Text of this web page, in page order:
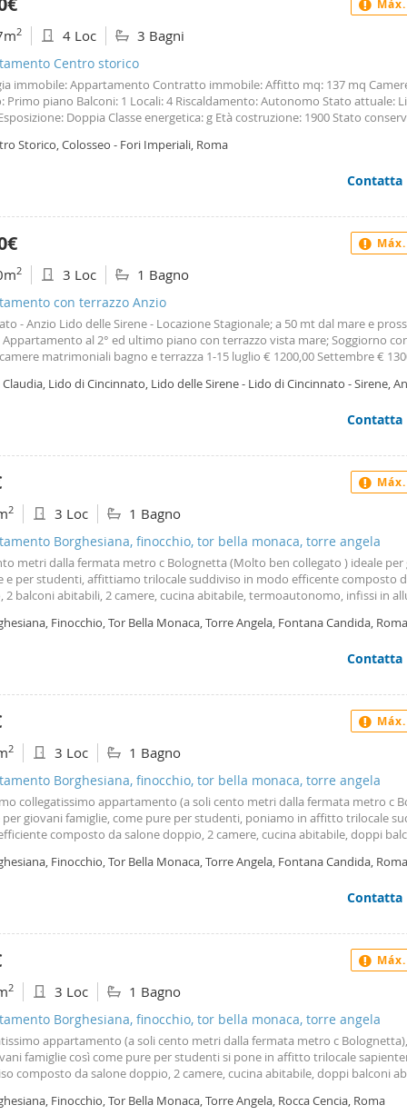
chi cerca una soluzione abitativa confortevole in un contesto signorile. 
Per scoprire questa soluzione e prenotare una visita, contatta Giulio
Email: Sede: Via Achille Montanucci, 15 - Civitavecchia (rm) Gorla
e professionalità al servizio dei vostri progetti di casa. Offriamo
consulenze finanziarie e tecniche, e valutazioni di mercato gratuite.
2 4 Loc 3 Bagni
Centro storico
immobile: Appartamento Contratto immobile: Affitto mq: 137 mq
Primo piano Balconi: 1 Locali: 4 Riscaldamento: Autonomo Stato attuale:
Doppia Classe energetica: g Età costruzione: 1900 Stato
al primo piano di un elegante palazzo storico risalente al 1800, dotato di
con balcone, e tripli servizi. L’esposizione doppia dell’immobile garantisce
L’immobile è disponibile dal primo maggio e viene consegnato
ed eventualmente anche completamente arredato. La sua posizione
di vivere la città al massimo, godendo della sua storia e della sua cultura.
opportunità per chi desidera vivere in uno dei quartieri più belli e
un’abitazione dal fascino storico.
Storico, Colosseo - Fori Imperiali, Roma
Contatta
2 3 Loc 1 Bagno
con terrazzo Anzio
- Anzio Lido delle Sirene - Locazione Stagionale; a 50 mt dal mare e
Appartamento al 2° ed ultimo piano con terrazzo vista mare; Soggiorno
matrimoniali bagno e terrazza 1-15 luglio € 1200,00 Settembre €
Claudia, Lido di Cincinnato, Lido delle Sirene - Lido di Cincinnato - Sirene,
Contatta
2 3 Loc 1 Bagno
Borghesiana, finocchio, tor bella monaca, torre angela
metri dalla fermata metro c Bolognetta (Molto ben collegato ) ideale per
e per studenti, affittiamo trilocale suddiviso in modo efficente composto
2 balconi abitabili, 2 camere, cucina abitabile, termoautonomo, infissi in
una zona tranquilla ma collegata senza spendere molto. Possibile
Finocchio, Tor Bella Monaca, Torre Angela, Fontana Candida, Roma
Contatta
2 3 Loc 1 Bagno
Borghesiana, finocchio, tor bella monaca, torre angela
collegatissimo appartamento (a soli cento metri dalla fermata metro c
per giovani famiglie, come pure per studenti, poniamo in affitto trilocale
composto da salone doppio, 2 camere, cucina abitabile, doppi
(a soli 100 metri) molto vicini. Per chi vuole una zona tranquilla, ma
Finocchio, Tor Bella Monaca, Torre Angela, Fontana Candida, Roma
Contatta
2 3 Loc 1 Bagno
Borghesiana, finocchio, tor bella monaca, torre angela
appartamento (a soli cento metri dalla fermata metro c
famiglie così come pure per studenti si pone in affitto trilocale
composto da salone doppio, 2 camere, cucina abitabile, doppi balconi
(a soli 100 metri) per chi vuole una zona tranquilla ma collegata senza
Finocchio, Tor Bella Monaca, Torre Angela, Rocca Cencia, Roma